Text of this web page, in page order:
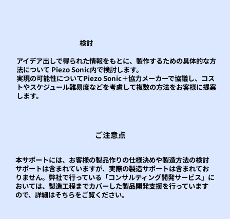
​検討
アイデア出しで得られた情報をもとに、製作するための具体的な方
法について Piezo Sonic内で検討します。
実現の可能性についてPiezo Sonic＋協力メーカーで協議し、コス
トやスケジュール難易度などを考慮して複数の方法をお客様に提案
します。
ご注意点
本サポートには、お客様の製品作りの仕様決めや製造方法の検討
サポートは含まれていますが、実際の製造サポートは含まれてお
りません。弊社で行っている「コンサルティング開発サービス」に
おいては、製造工程までカバーした製品開発支援を行っています
ので、詳細はそちらをご覧ください。